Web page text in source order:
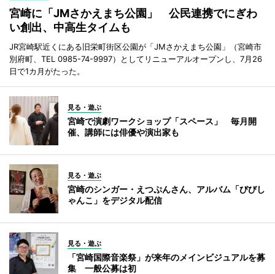
宮崎に「JMさかえまち公園」 公民連携でにぎわ
い創出、中高生タイムも
JR宮崎駅近くにある旧栄町街区公園が「JMさかえまち公園」（宮崎市
別府町、TEL 0985-74-9997）としてリニューアルオープンし、7月26
日で1カ月がたった。
見る・遊ぶ
宮崎で演劇ワークショップ「スペース」 毎月開
催、講師には俳優や演出家も
見る・遊ぶ
宮崎のシンガー・えつぷんさん、アルバム「びびし
ゃんこ」をデジタル配信
見る・遊ぶ
「宮崎国際音楽祭」が来年のメインビジュアルを募
集 一般公募は初